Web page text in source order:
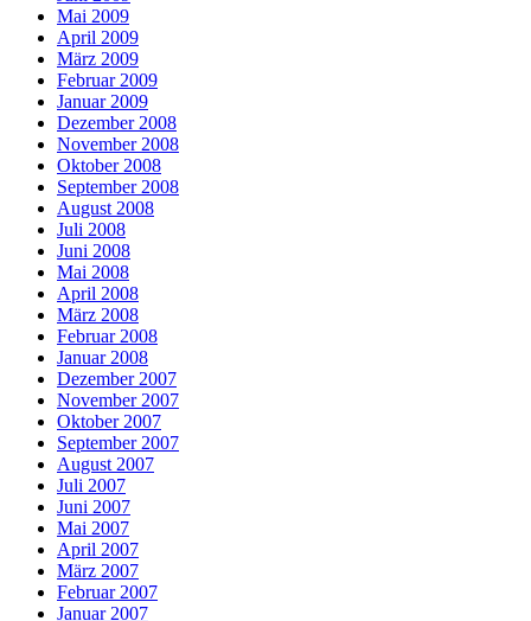
Mai 2009
April 2009
März 2009
Februar 2009
Januar 2009
Dezember 2008
November 2008
Oktober 2008
September 2008
August 2008
Juli 2008
Juni 2008
Mai 2008
April 2008
März 2008
Februar 2008
Januar 2008
Dezember 2007
November 2007
Oktober 2007
September 2007
August 2007
Juli 2007
Juni 2007
Mai 2007
April 2007
März 2007
Februar 2007
Januar 2007